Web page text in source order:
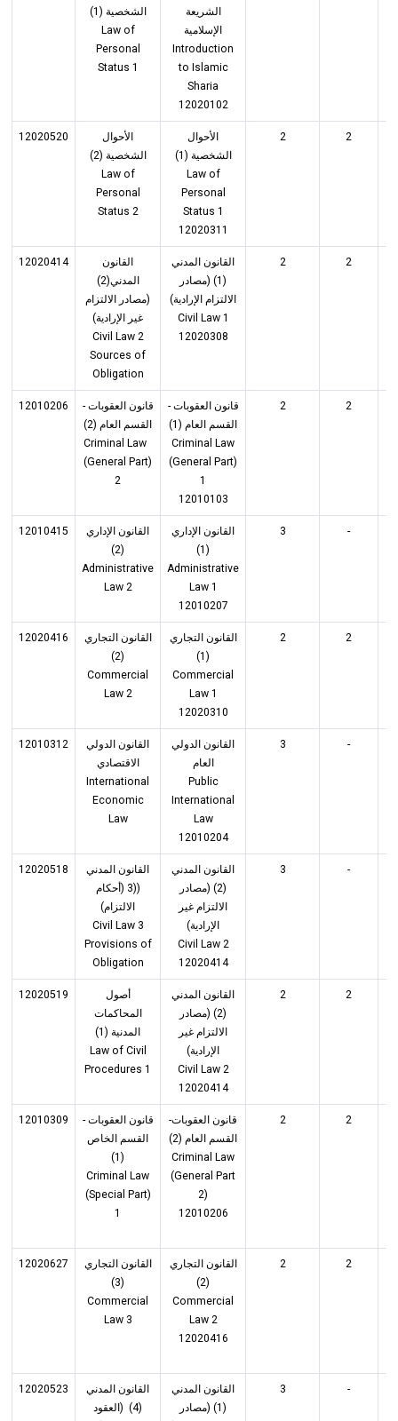
الشخصية (1)
Law of
Personal
Status 1
الشريعة
الإسلامية
Introduction
to Islamic
Sharia
12020102
12020520
الأحوال
الشخصية (2)
Law of
Personal
Status 2
الأحوال
الشخصية (1)
Law of
Personal
Status 1
12020311
2 2
12020414
القانون
المدني(2)
(مصادر الالتزام
غير الإرادية)
Civil Law 2
Sources of
Obligation
القانون المدني
(1) (مصادر
الالتزام الإرادية)
Civil Law 1
12020308
2 2
12010206
قانون العقوبات -
القسم العام (2)
Criminal Law
(General Part)
2
قانون العقوبات -
القسم العام (1)
Criminal Law
(General Part)
1
12010103
2 2
12010415
القانون الإداري
(2)
Administrative
Law 2
القانون الإداري
(1)
Administrative
Law 1
12010207
3 -
12020416
القانون التجاري
(2)
Commercial
Law 2
القانون التجاري
(1)
Commercial
Law 1
12020310
2 2
12010312
القانون الدولي
الاقتصادي
International
Economic
Law
القانون الدولي
العام
Public
International
Law
12010204
3 -
12020518
القانون المدني
((3 (أحكام
الالتزام)
Civil Law 3
Provisions of
Obligation
القانون المدني
(2) (مصادر
الالتزام غير
الإرادية)
Civil Law 2
12020414
3 -
12020519
أصول
المحاكمات
المدنية (1)
Law of Civil
Procedures 1
القانون المدني
(2) (مصادر
الالتزام غير
الإرادية)
Civil Law 2
12020414
2 2
12010309
قانون العقوبات -
القسم الخاص
(1)
Criminal Law
(Special Part)
1
قانون العقوبات-
القسم العام (2)
Criminal Law
(General Part
2)
12010206
2 2
12020627
القانون التجاري
(3)
Commercial
Law 3
القانون التجاري
(2)
Commercial
Law 2
12020416
2 2
12020523
القانون المدني
(4) (العقود
القانون المدني
(1) (مصادر
3 -